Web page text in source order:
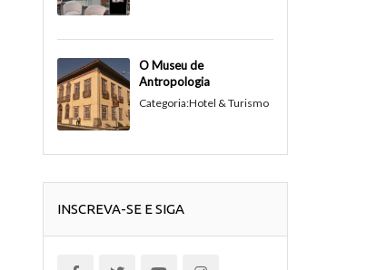
O Museu de
Antropologia
Categoria:Hotel & Turismo
INSCREVA-SE E SIGA